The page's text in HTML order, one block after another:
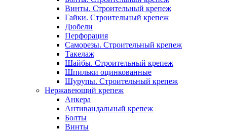
Винты. Строительный крепеж
Гайки. Строительный крепеж
Дюбели
Перфорация
Саморезы. Строительный крепеж
Такелаж
Шайбы. Строительный крепеж
Шпильки оцинкованные
Шурупы. Строительный крепеж
Нержавеющий крепеж
Анкера
Антивандальный крепеж
Болты
Винты